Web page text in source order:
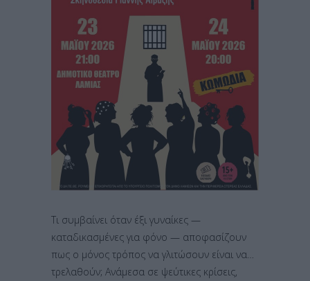
Τι συμβαίνει όταν έξι γυναίκες —
καταδικασμένες για φόνο — αποφασίζουν
πως ο μόνος τρόπος να γλιτώσουν είναι να…
τρελαθούν; Ανάμεσα σε ψεύτικες κρίσεις,